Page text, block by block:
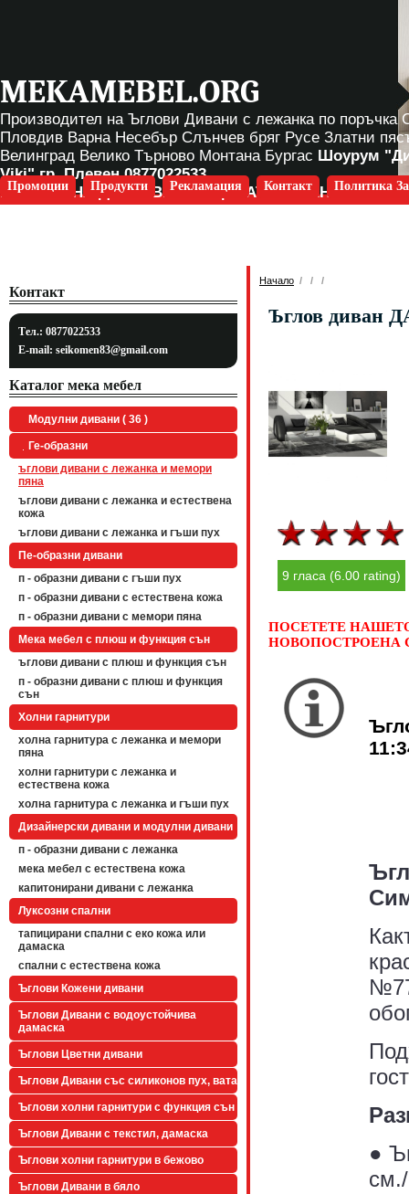
MEKAMEBEL.ORG
Производител на Ъглови Дивани с лежанка по поръчка
Пловдив Варна Несебър Слънчев бряг Русе Златни
Велинград Велико Търново Монтана Бургас Шоурум
Viki" гр. Плевен0877022533
БЕЗПЛАТНА ДОСТАВКА ЗА ЦЯЛАТА СТРАНА
Промоции Продукти Рекламация Контакт Политика
Контакт
Тел.: 0877022533
E-mail: seikomen83@gmail.com
Каталог мека мебел
Модулни дивани ( 36 )
Ге-образни
ъглови дивани с лежанка и мемори
пяна
ъглови дивани с лежанка и естествена
кожа
ъглови дивани с лежанка и гъши пух
Пе-образни дивани
п - образни дивани с гъши пух
п - образни дивани с естествена кожа
п - образни дивани с мемори пяна
Мека мебел с плюш и функция сън
ъглови дивани с плюш и функция сън
п - образни дивани с плюш и функция
сън
Холни гарнитури
холна гарнитура с лежанка и мемори
пяна
холни гарнитури с лежанка и
естествена кожа
холна гарнитура с лежанка и гъши пух
Дизайнерски дивани и модулни дивани
п - образни дивани с лежанка
мека мебел с естествена кожа
капитонирани дивани с лежанка
Луксозни спални
тапицирани спални с еко кожа или
дамаска
спални с естествена кожа
Ъглови Кожени дивани
Ъглови Дивани с водоустойчива
дамаска
Ъглови Цветни дивани
Ъглови Дивани със силиконов пух, вата
Ъглови холни гарнитури с функция сън
Ъглови Дивани с текстил, дамаска
Ъглови холни гарнитури в бежово
Ъглови Дивани в бяло
Начало / / /
Ъглов диван
9 гласа (6.00 rating)
ПОСЕТЕТЕ
НОВОПОСТРОЕНА
●